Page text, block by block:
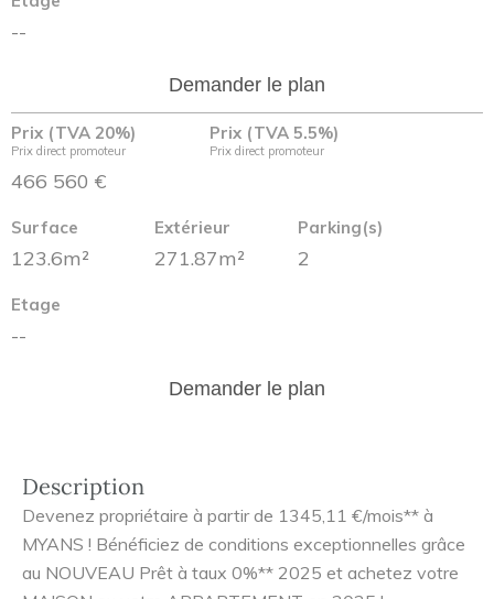
--
Demander le plan
Prix (TVA 20%)
Prix direct promoteur
466 560 €
Prix (TVA 5.5%)
Prix direct promoteur
Surface
123.6m²
Extérieur
271.87m²
Parking(s)
2
Etage
--
Demander le plan
Description
Devenez propriétaire à partir de 1345,11 €/mois** à
MYANS ! Bénéficiez de conditions exceptionnelles grâce
au NOUVEAU Prêt à taux 0%** 2025 et achetez votre